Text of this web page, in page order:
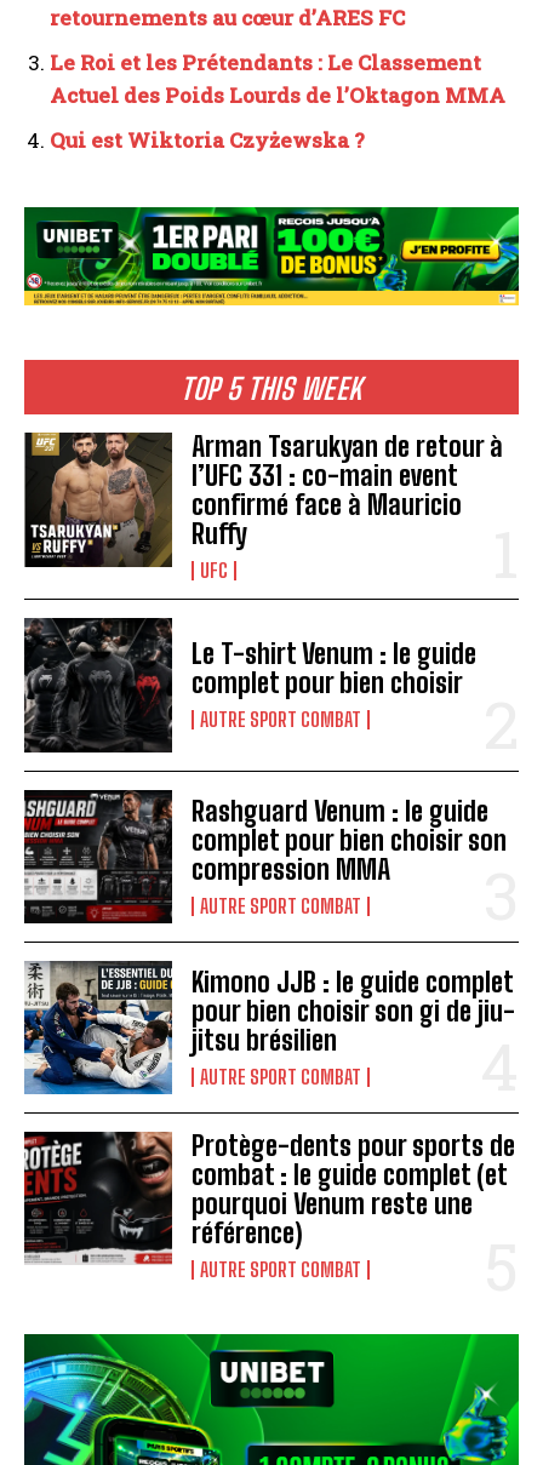
TOP 5 THIS WEEK
Arman Tsarukyan de retour à
l’UFC 331 : co-main event
confirmé face à Mauricio
Ruffy
UFC
Le T-shirt Venum : le guide
complet pour bien choisir
AUTRE SPORT COMBAT
Rashguard Venum : le guide
complet pour bien choisir son
compression MMA
AUTRE SPORT COMBAT
Kimono JJB : le guide complet
pour bien choisir son gi de jiu-
jitsu brésilien
AUTRE SPORT COMBAT
Protège-dents pour sports de
combat : le guide complet (et
pourquoi Venum reste une
référence)
AUTRE SPORT COMBAT
retournements au cœur d’ARES FC
Le Roi et les Prétendants : Le Classement
Actuel des Poids Lourds de l’Oktagon MMA
Qui est Wiktoria Czyżewska ?